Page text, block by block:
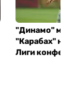
"Динамо"
"Карабах"
Лиги